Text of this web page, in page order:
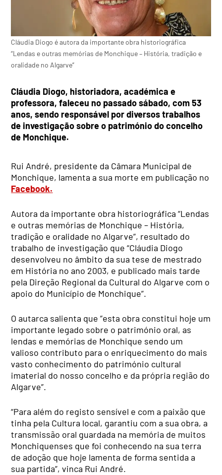
Cláudia Diogo é autora da importante obra historiográfica
“Lendas e outras memórias de Monchique – História, tradição e
oralidade no Algarve”
Cláudia Diogo, historiadora, académica e
professora, faleceu no passado sábado, com 53
anos, sendo responsável por diversos trabalhos
de investigação sobre o património do concelho
de Monchique.
Rui André, presidente da Câmara Municipal de
Monchique, lamenta a sua morte em publicação no
Facebook.
Autora da importante obra historiográfica “Lendas
e outras memórias de Monchique – História,
tradição e oralidade no Algarve”, resultado do
trabalho de investigação que “Cláudia Diogo
desenvolveu no âmbito da sua tese de mestrado
em História no ano 2003, e publicado mais tarde
pela Direção Regional da Cultural do Algarve com o
apoio do Município de Monchique”.
O autarca salienta que ”esta obra constitui hoje um
importante legado sobre o património oral, as
lendas e memórias de Monchique sendo um
valioso contributo para o enriquecimento do mais
vasto conhecimento do património cultural
imaterial do nosso concelho e da própria região do
Algarve”.
“Para além do registo sensível e com a paixão que
tinha pela Cultura local, garantiu com a sua obra, a
transmissão oral guardada na memória de muitos
Monchiquenses que foi conhecendo na sua terra
de adoção que hoje lamenta de forma sentida a
sua partida”, vinca Rui André.